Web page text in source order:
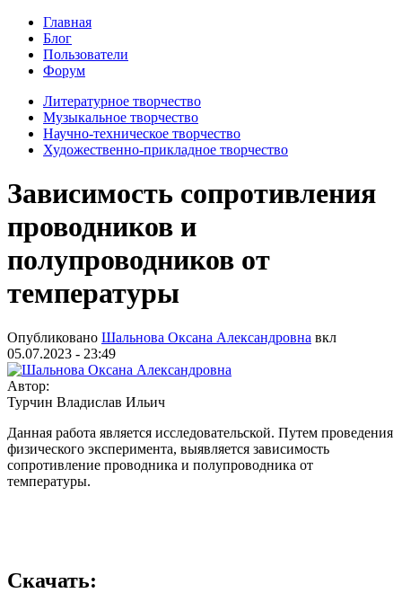
Главная
Блог
Пользователи
Форум
Литературное творчество
Музыкальное творчество
Научно-техническое творчество
Художественно-прикладное творчество
Зависимость сопротивления
проводников и
полупроводников от
температуры
Опубликовано Шальнова Оксана Александровна вкл
05.07.2023 - 23:49
Автор:
Турчин Владислав Ильич
Данная работа является исследовательской. Путем проведения
физического эксперимента, выявляется зависимость
сопротивление проводника и полупроводника от
температуры.
Скачать: